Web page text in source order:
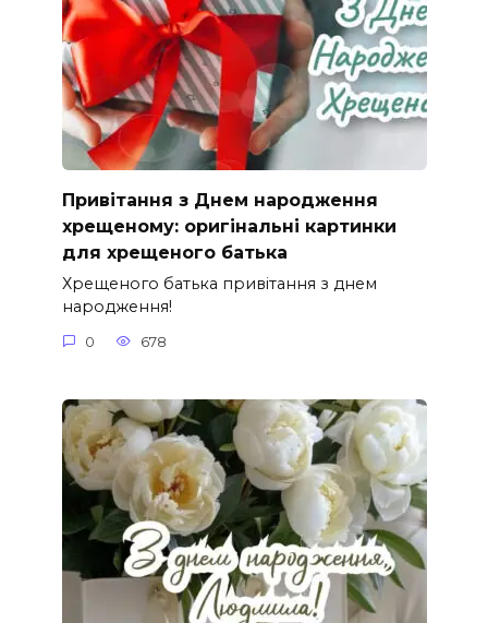
Привітання з Днем народження
хрещеному: оригінальні картинки
для хрещеного батька
Хрещеного батька привітання з днем
народження!
0 678